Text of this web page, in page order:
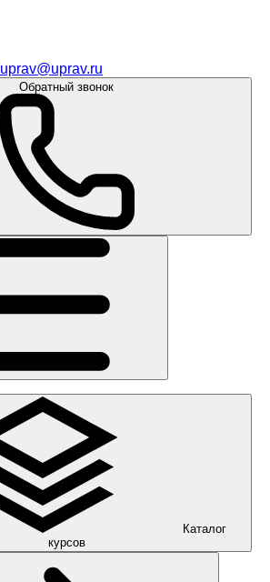
uprav@uprav.ru
Обратный звонок
Каталог
курсов